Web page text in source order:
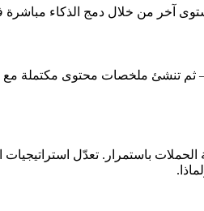
آخر من خلال دمج الذكاء مباشرة
— ثم تنشئ ملخصات محتوى مكتملة
باستمرار. تعدّل استراتيجيات